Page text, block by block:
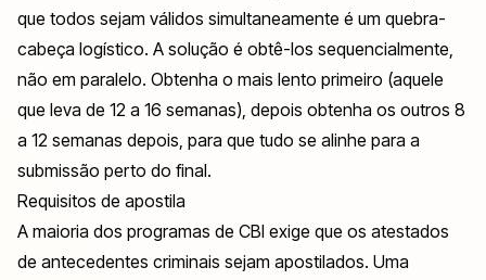
que todos sejam válidos simultaneamente é um quebra-
cabeça logístico. A solução é obtê-los sequencialmente,
não em paralelo. Obtenha o mais lento primeiro (aquele
que leva de 12 a 16 semanas), depois obtenha os outros 8
a 12 semanas depois, para que tudo se alinhe para a
submissão perto do final.
Requisitos de apostila
A maioria dos programas de CBI exige que os atestados
de antecedentes criminais sejam apostilados. Uma